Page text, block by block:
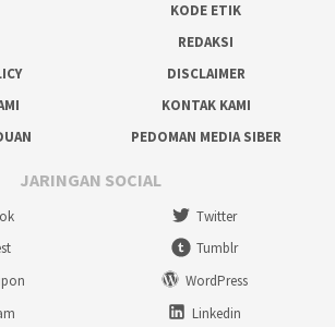
KODE ETIK
REDAKSI
DISCLAIMER
KONTAK KAMI
PEDOMAN MEDIA SIBER
JARINGAN SOCIAL
Twitter
Tumblr
WordPress
Linkedin